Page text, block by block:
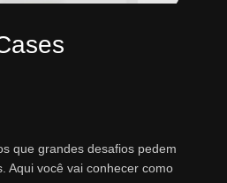
que grandes desafios pedem
Aqui você vai conhecer como